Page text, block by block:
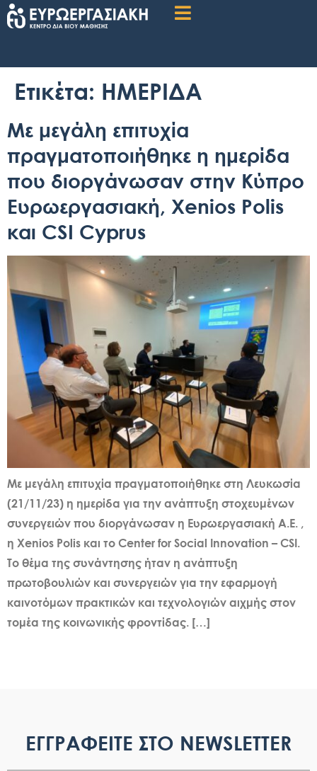
Ετικέτα: ΗΜΕΡΙΔΑ
Με μεγάλη επιτυχία
πραγματοποιήθηκε η ημερίδα
που διοργάνωσαν στην Κύπρο
Ευρωεργασιακή, Xenios Polis
και CSI Cyprus
Με μεγάλη επιτυχία πραγματοποιήθηκε στη Λευκωσία
(21/11/23) η ημερίδα για την ανάπτυξη στοχευμένων
συνεργειών που διοργάνωσαν η Ευρωεργασιακή Α.Ε. ,
η Xenios Polis και το Center for Social Innovation – CSI.
Το θέμα της συνάντησης ήταν η ανάπτυξη
πρωτοβουλιών και συνεργειών για την εφαρμογή
καινοτόμων πρακτικών και τεχνολογιών αιχμής στον
τομέα της κοινωνικής φροντίδας. […]
ΕΓΓΡΑΦΕΙΤΕ ΣΤΟ NEWSLETTER